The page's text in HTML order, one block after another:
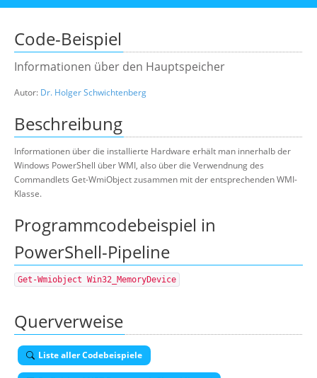
Offene Seminare
Wissen
Über uns
Code-Beispiel
Informationen über den Hauptspeicher
Autor: Dr. Holger Schwichtenberg
Beschreibung
Informationen über die installierte Hardware erhält man innerhalb der
Windows PowerShell über WMI, also über die Verwendnung des
Commandlets Get-WmiObject zusammen mit der entsprechenden WMI-
Klasse.
Programmcodebeispiel in
PowerShell-Pipeline
Get-Wmiobject Win32_MemoryDevice
Querverweise
Liste aller Codebeispiele